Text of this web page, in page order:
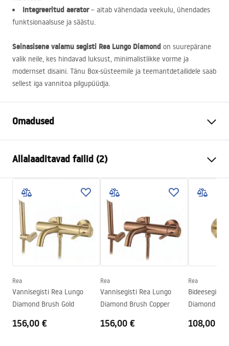
Integreeritud aerator– aitab vähendada veekulu, ühendades
funktsionaalsuse ja säästu.
Seinasisene valamu segisti Rea Lungo Diamond on suurepärane
valik neile, kes hindavad luksust, minimalistlikke vorme ja
modernset disaini. Tänu Box-süsteemile ja teemantdetailidele saab
sellest iga vannitoa pilgupüüdja.
Omadused
Paigaldusviis
sisse paigaldatav
Värv
Vask
Vooliku tüüp
Materjal
Messing
Väljalaskeava ulatus
190mm
Kattetehnoloogia
Garantii
5 aastat
Allalaaditavad failid (2)
Instrukcja montażu
Garantiitingimused
Warranty_Terms_and_Conditions_Faucets_-_5.pdf
Rea
Vannisegisti Rea Lungo
Diamond Brush Gold
156,00 €
Rea
Vannisegisti Rea Lungo
Diamond Brush Copper
156,00 €
Rea
Bideesegisti
Diamond
108,00 €